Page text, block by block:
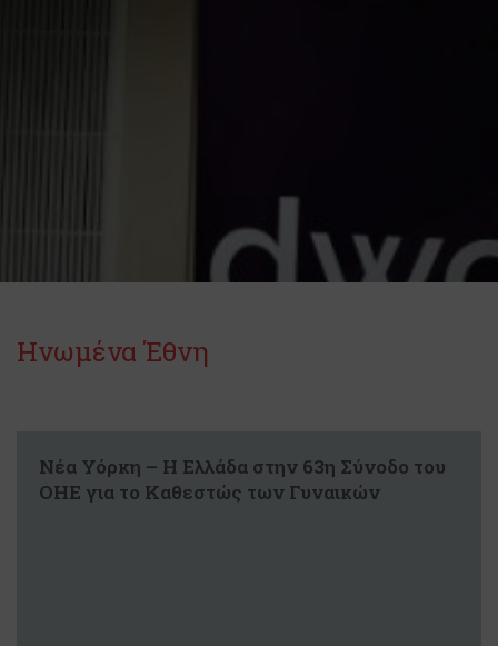
Ηνωμένα Έθνη
Νέα Υόρκη – Η Ελλάδα στην 63η Σύνοδο του
ΟΗΕ για το Καθεστώς των Γυναικών